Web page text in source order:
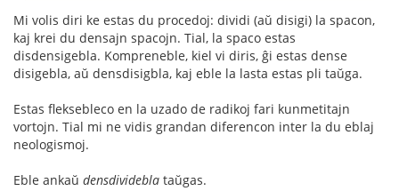
Mi volis diri ke estas du procedoj: dividi (aŭ disigi) la spacon,
kaj krei du densajn spacojn. Tial, la spaco estas
disdensigebla. Kompreneble, kiel vi diris, ĝi estas dense
disigebla, aŭ densdisigbla, kaj eble la lasta estas pli taŭga.
Estas fleksebleco en la uzado de radikoj fari kunmetitajn
vortojn. Tial mi ne vidis grandan diferencon inter la du eblaj
neologismoj.
Eble ankaŭ densdividebla taŭgas.